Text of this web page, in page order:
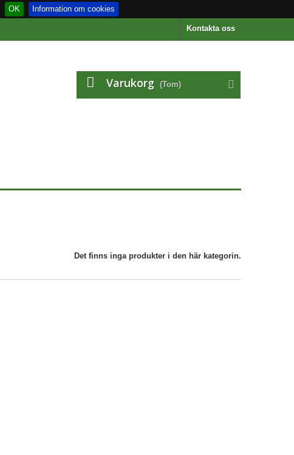
OK Information om cookies
Kontakta oss
Varukorg (Tom)
Det finns inga produkter i den här kategorin.